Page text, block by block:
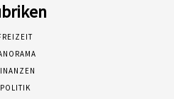
POLITIK